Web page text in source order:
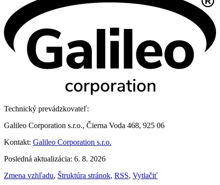
Technický prevádzkovateľ:
Galileo Corporation s.r.o., Čierna Voda 468, 925 06
Kontakt: Galileo Corporation s.r.o.
Posledná aktualizácia: 6. 8. 2026
Zmena vzhľadu, Štruktúra stránok, RSS, Vytlačiť